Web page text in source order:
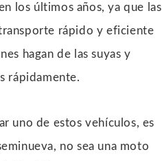
los últimos años, ya que las
rápido y eficiente
hagan de las suyas y
rápidamente.
uno de estos vehículos, es
no sea una moto